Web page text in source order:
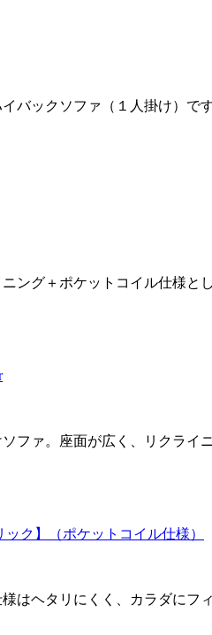
バックソファ（１人掛け）
ング＋ポケットコイル仕様
ファ。座面が広く、リクライ
ク】（ポケットコイル仕様）
はヘタリにくく、カラダに